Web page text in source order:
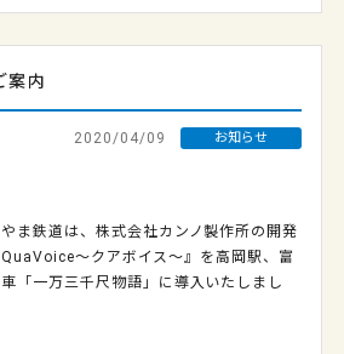
案内
2020/04/09 お知らせ
ま鉄道は、株式会社カンノ製作所の開発
～クアボイス～』を高岡駅、富
「一万三千尺物語」に導入いたしまし